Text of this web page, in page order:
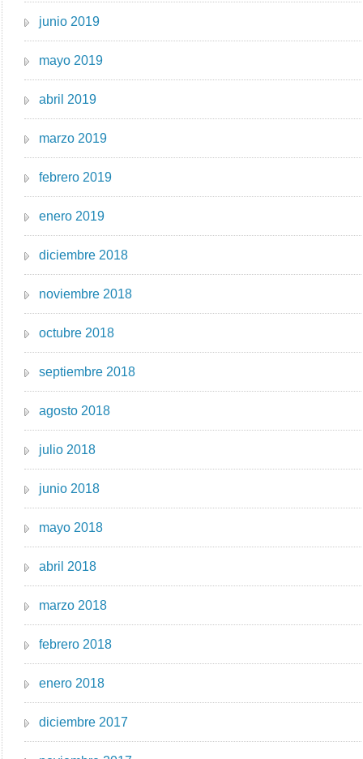
junio 2019
mayo 2019
abril 2019
marzo 2019
febrero 2019
enero 2019
diciembre 2018
noviembre 2018
octubre 2018
septiembre 2018
agosto 2018
julio 2018
junio 2018
mayo 2018
abril 2018
marzo 2018
febrero 2018
enero 2018
diciembre 2017